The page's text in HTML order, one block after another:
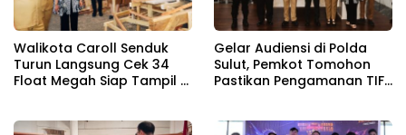
Walikota Caroll Senduk
Turun Langsung Cek 34
Float Megah Siap Tampil di
Gelar Audiensi di Polda
Sulut, Pemkot Tomohon
Pastikan Pengamanan TIFF